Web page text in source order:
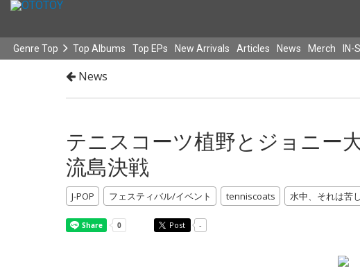
Genre Top Top Albums Top EPs New Arrivals Articles News Merch IN-
News
テニスコーツ植野とジョニー
流島決戦
J-POP フェスティバル/イベント tenniscoats 水中、それは苦
Post -